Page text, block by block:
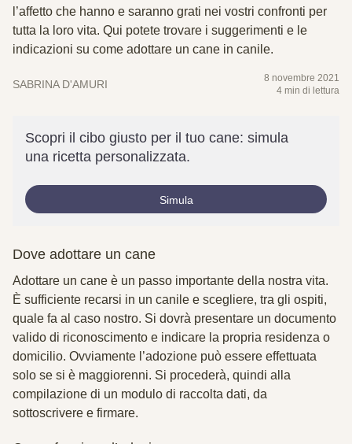
l’affetto che hanno e saranno grati nei vostri confronti per
tutta la loro vita. Qui potete trovare i suggerimenti e le
indicazioni su come adottare un cane in canile.
SABRINA D'AMURI
8 novembre 2021
4 min di lettura
Scopri il cibo giusto per il tuo cane: simula
una ricetta personalizzata.
Simula
Dove adottare un cane
Adottare un cane è un passo importante della nostra vita.
È sufficiente recarsi in un canile e scegliere, tra gli ospiti,
quale fa al caso nostro. Si dovrà presentare un documento
valido di riconoscimento e indicare la propria residenza o
domicilio. Ovviamente l’adozione può essere effettuata
solo se si è maggiorenni. Si procederà, quindi alla
compilazione di un modulo di raccolta dati, da
sottoscrivere e firmare.